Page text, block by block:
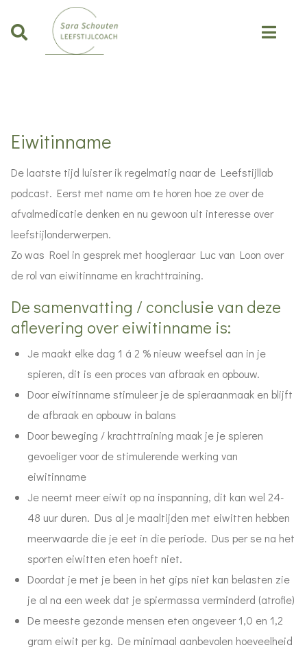
Eiwitinname
De laatste tijd luister ik regelmatig naar de Leefstijllab
podcast. Eerst met name om te horen hoe ze over de
afvalmedicatie denken en nu gewoon uit interesse over
leefstijlonderwerpen.
Zo was Roel in gesprek met hoogleraar Luc van Loon over
de rol van eiwitinname en krachttraining.
De samenvatting / conclusie van deze
aflevering over eiwitinname is:
Je maakt elke dag 1 á 2 % nieuw weefsel aan in je
spieren, dit is een proces van afbraak en opbouw.
Door eiwitinname stimuleer je de spieraanmaak en blijft
de afbraak en opbouw in balans
Door beweging / krachttraining maak je je spieren
gevoeliger voor de stimulerende werking van
eiwitinname
Je neemt meer eiwit op na inspanning, dit kan wel 24-
48 uur duren. Dus al je maaltijden met eiwitten hebben
meerwaarde die je eet in die periode. Dus per se na het
sporten eiwitten eten hoeft niet.
Doordat je met je been in het gips niet kan belasten zie
je al na een week dat je spiermassa verminderd (atrofie)
De meeste gezonde mensen eten ongeveer 1,0 en 1,2
gram eiwit per kg. De minimaal aanbevolen hoeveelheid